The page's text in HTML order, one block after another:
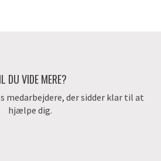
DU VIDE MERE?
medarbejdere, der sidder klar til at
hjælpe dig.